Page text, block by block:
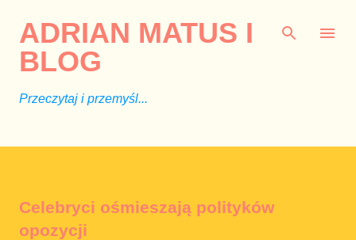
ADRIAN MATUS I
BLOG
Przeczytaj i przemyśl...
Celebryci ośmieszają polityków
opozycji